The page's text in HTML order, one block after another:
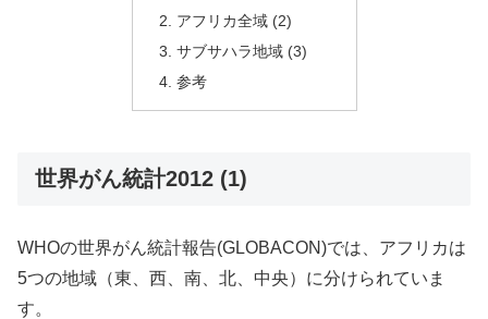
アフリカ全域 (2)
サブサハラ地域 (3)
参考
世界がん統計2012 (1)
WHOの世界がん統計報告(GLOBACON)では、 アフリカは
5つの地域（東、西、南、北、中央） に分けられていま
す。